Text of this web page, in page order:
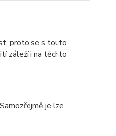
proto se s touto
záleží i na těchto
je lze